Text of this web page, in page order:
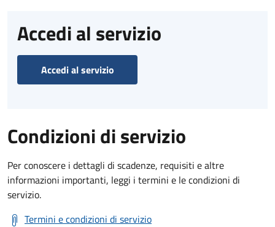
Accedi al servizio
Accedi al servizio
Condizioni di servizio
Per conoscere i dettagli di scadenze, requisiti e altre
informazioni importanti, leggi i termini e le condizioni di
servizio.
Termini e condizioni di servizio